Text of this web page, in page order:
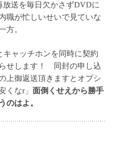
送を毎日欠かさずDVDに
職が忙しいせいで見ていな
方。
ャッチホンを同時に契約
せします！ 同封の申し込
上御返送頂きますとオプシ
くなr」 面倒くせえから勝手
のはよ。